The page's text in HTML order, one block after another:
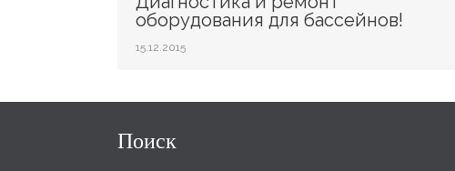
оборудования для бассейнов!
15.12.2015
Поиск